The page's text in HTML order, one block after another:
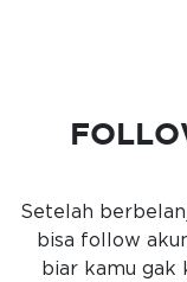
Setelah
bisa follow
biar kamu gak